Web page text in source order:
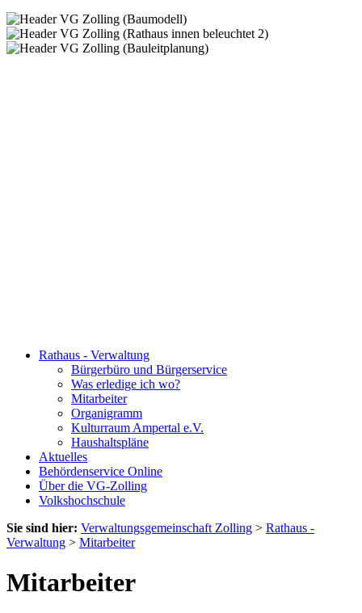
Rathaus - Verwaltung
Bürgerbüro und Bürgerservice
Was erledige ich wo?
Mitarbeiter
Organigramm
Kulturraum Ampertal e.V.
Haushaltspläne
Aktuelles
Behördenservice Online
Über die VG-Zolling
Volkshochschule
Sie sind hier: Verwaltungsgemeinschaft Zolling > Rathaus -
Verwaltung > Mitarbeiter
Mitarbeiter